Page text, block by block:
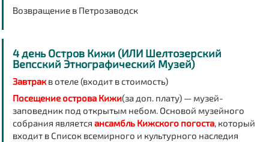
Возвращение вПетрозаводск
4 день Остров Кижи (ИЛИ Шелтозерский
Вепсский Этнографический Музей)
Завтракв отеле (входит в стоимость)
Посещениеострова Кижи(за доп. плату) — музей-
заповедник под открытым небом. Основой музейного
собрания является ансамбль Кижского погоста, который
входит в Список всемирного и культурного наследия